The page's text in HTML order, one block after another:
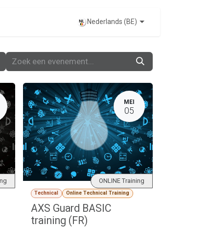
Nederlands (BE)
MEI
05
Technical Online Technical Training
AXS Guard BASIC
training (FR)
ONLINE Training